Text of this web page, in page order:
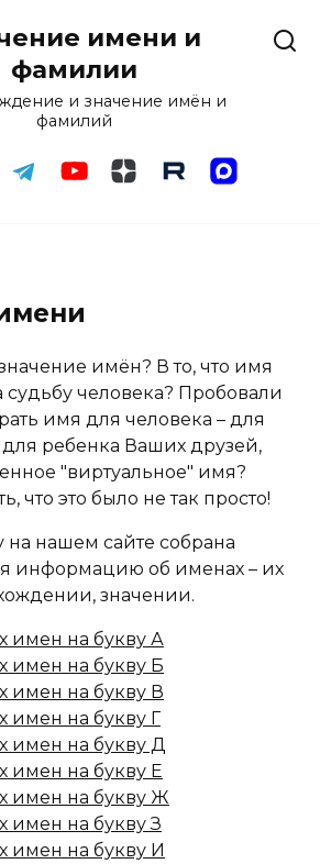
имени и
фамилии
и значение имён и
фамилий
имён? В то, что имя
судьбу человека? Пробовали
имя для человека – для
для ребенка Ваших друзей,
"виртуальное" имя?
что это было не так просто!
нашем сайте собрана
информацию об именах – их
значении.
имен на букву А
имен на букву Б
имен на букву В
имен на букву Г
имен на букву Д
имен на букву Е
имен на букву Ж
имен на букву З
имен на букву И